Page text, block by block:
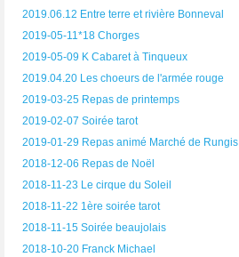
2019.06.12 Entre terre et rivière Bonneval
2019-05-11*18 Chorges
2019-05-09 K Cabaret à Tinqueux
2019.04.20 Les choeurs de l'armée rouge
2019-03-25 Repas de printemps
2019-02-07 Soirée tarot
2019-01-29 Repas animé Marché de Rungis
2018-12-06 Repas de Noël
2018-11-23 Le cirque du Soleil
2018-11-22 1ère soirée tarot
2018-11-15 Soirée beaujolais
2018-10-20 Franck Michael